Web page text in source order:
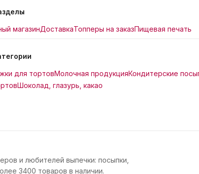
магазинДоставкаТопперы на заказПищевая печать
для тортовМолочная продукцияКондитерские
Шоколад, глазурь, какао
и любителей выпечки: посыпки,
3400 товаров в наличии.